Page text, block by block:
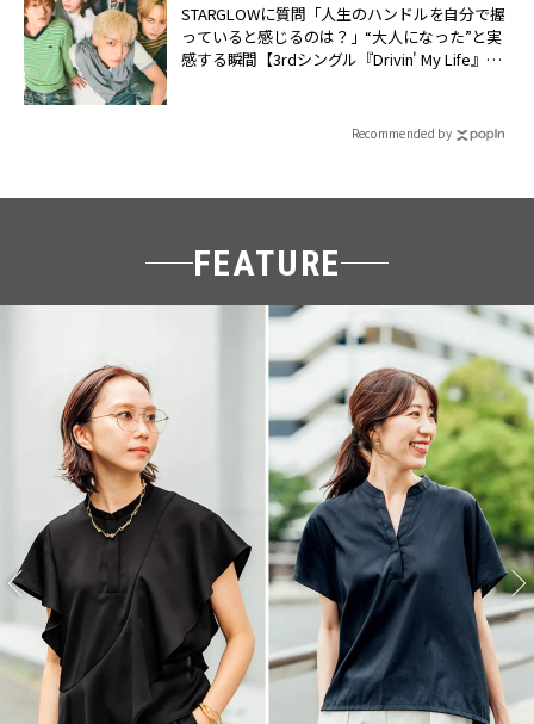
STARGLOWに質問「人生のハンドルを自分で握
っていると感じるのは？」“大️人になった”と実
感する瞬間【3rdシングル『Drivin' My Life』発
Recommended by
FEATURE